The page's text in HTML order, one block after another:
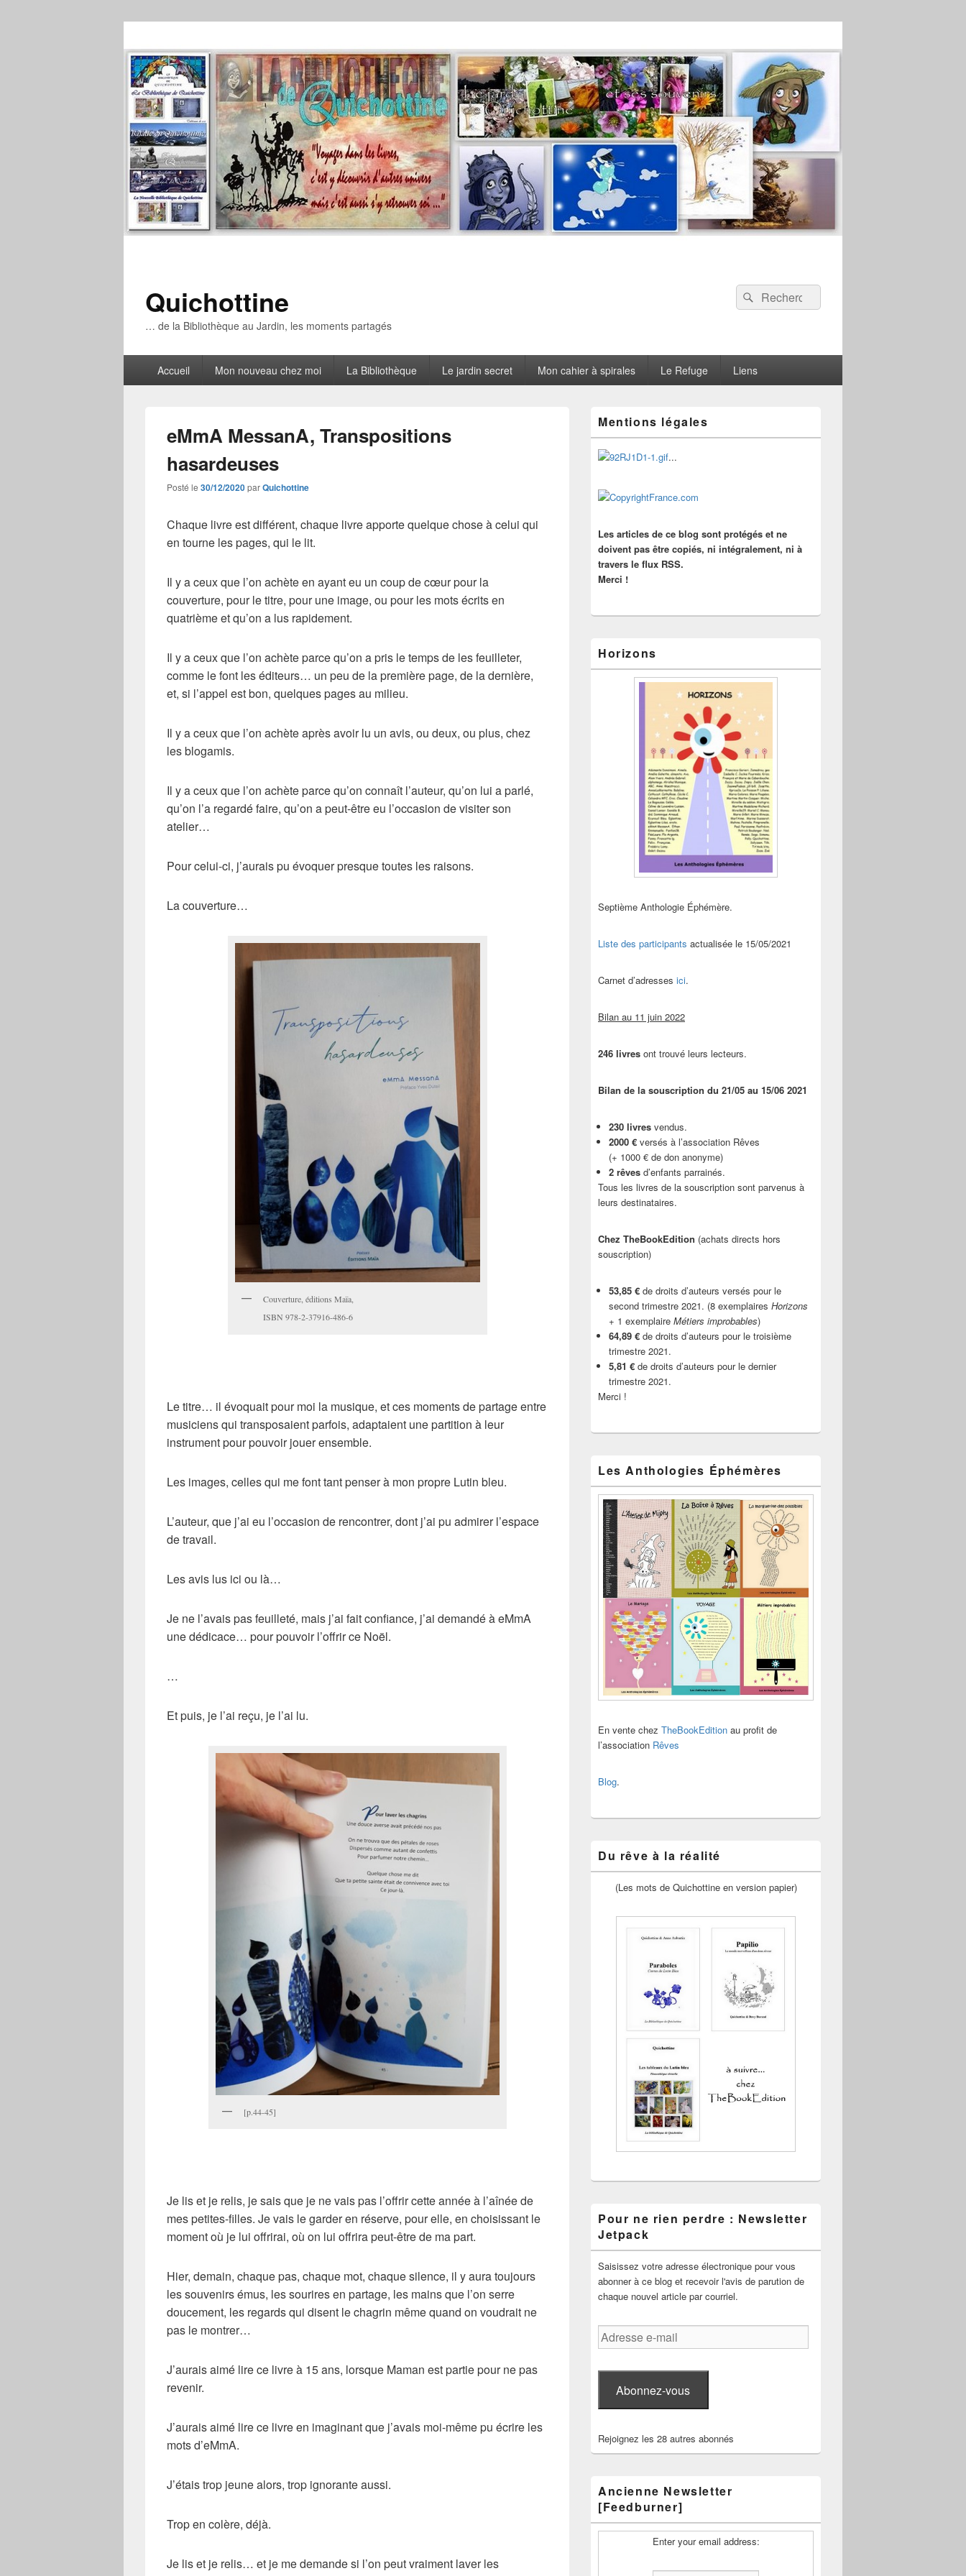
Quichottine
… de la Bibliothèque au Jardin, les moments partagés
Recherche :
Rechercher
principalAccueil Mon nouveau chez moi La Bibliothèque Le jardin secret Mon cahier à spirales Le Refuge Liens
eMmA MessanA, Transpositions
hasardeuses
Posté le 30/12/2020parQuichottine
Chaque livre est différent, chaque livre apporte quelque chose à celui qui
en tourne les pages, qui le lit.
Il y a ceux que l’on achète en ayant eu un coup de cœur pour la
couverture, pour le titre, pour une image, ou pour les mots écrits en
quatrième et qu’on a lus rapidement.
Il y a ceux que l’on achète parce qu’on a pris le temps de les feuilleter,
comme le font les éditeurs… un peu de la première page, de la dernière,
et, si l’appel est bon, quelques pages au milieu.
Il y a ceux que l’on achète après avoir lu un avis, ou deux, ou plus, chez
les blogamis.
Il y a ceux que l’on achète parce qu’on connaît l’auteur, qu’on lui a parlé,
qu’on l’a regardé faire, qu’on a peut-être eu l’occasion de visiter son
atelier…
Pour celui-ci, j’aurais pu évoquer presque toutes les raisons.
La couverture…
Couverture, éditions Maïa,
ISBN 978-2-37916-486-6
Le titre… il évoquait pour moi la musique, et ces moments de partage entre
musiciens qui transposaient parfois, adaptaient une partition à leur
instrument pour pouvoir jouer ensemble.
Les images, celles qui me font tant penser à mon propre Lutin bleu.
L’auteur, que j’ai eu l’occasion de rencontrer, dont j’ai pu admirer l’espace
de travail.
Les avis lus ici ou là…
Je ne l’avais pas feuilleté, mais j’ai fait confiance, j’ai demandé à eMmA
une dédicace… pour pouvoir l’offrir ce Noël.
…
Et puis, je l’ai reçu, je l’ai lu.
[p.44-45]
Je lis et je relis, je sais que je ne vais pas l’offrir cette année à l’aînée de
mes petites-filles. Je vais le garder en réserve, pour elle, en choisissant le
moment où je lui offrirai, où on lui offrira peut-être de ma part.
Hier, demain, chaque pas, chaque mot, chaque silence, il y aura toujours
les souvenirs émus, les sourires en partage, les mains que l’on serre
doucement, les regards qui disent le chagrin même quand on voudrait ne
pas le montrer…
J’aurais aimé lire ce livre à 15 ans, lorsque Maman est partie pour ne pas
revenir.
J’aurais aimé lire ce livre en imaginant que j’avais moi-même pu écrire les
mots d’eMmA.
J’étais trop jeune alors, trop ignorante aussi.
Trop en colère, déjà.
Je lis et je relis… et je me demande si l’on peut vraiment laver les
principale
de
widget
pour
barre
latérale
Mentions légales
...
Les articles de ce blog sont protégés et ne
doivent pas être copiés, ni intégralement, ni à
travers le flux RSS.
Merci !
Horizons
Septième Anthologie Éphémère.
Liste des participants actualisée le 15/05/2021
Carnet d’adresses ici.
Bilan au 11 juin 2022
246 livres ont trouvé leurs lecteurs.
Bilan de la souscription du 21/05 au 15/06 2021
230 livres vendus.
2000 € versés à l’association Rêves
(+ 1000 € de don anonyme)
2 rêves d’enfants parrainés.
Tous les livres de la souscription sont parvenus à
leurs destinataires.
Chez TheBookEdition (achats directs hors
souscription)
53,85 € de droits d’auteurs versés pour le
second trimestre 2021. (8 exemplaires Horizons
+ 1 exemplaire Métiers improbables)
64,89 € de droits d’auteurs pour le troisième
trimestre 2021.
5,81 € de droits d’auteurs pour le dernier
trimestre 2021.
Merci !
Les Anthologies Éphémères
En vente chez TheBookEdition au profit de
l’association Rêves
Blog.
Du rêve à la réalité
(Les mots de Quichottine en version papier)
Pour ne rien perdre : Newsletter
Jetpack
Saisissez votre adresse électronique pour vous
abonner à ce blog et recevoir l'avis de parution de
chaque nouvel article par courriel.
Adresse
e-
Abonnez-vous
Rejoignez les 28 autres abonnés
Ancienne Newsletter
[Feedburner]
Enter your email address: